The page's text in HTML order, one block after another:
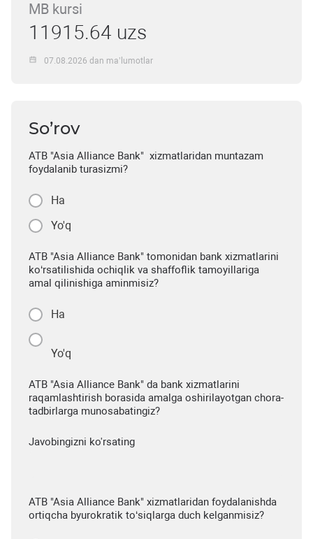
MB kursi
11915.64 uzs
07.08.2026 dan ma’lumotlar
So’rov
ATB "Asia Alliance Bank" xizmatlaridan muntazam
foydalanib turasizmi?
Ha
Yo'q
ATB "Asia Alliance Bank" tomonidan bank xizmatlarini
ko‘rsatilishida ochiqlik va shaffoflik tamoyillariga
amal qilinishiga aminmisiz?
Ha
Yo'q
ATB "Asia Alliance Bank" da bank xizmatlarini
raqamlashtirish borasida amalga oshirilayotgan chora-
tadbirlarga munosabatingiz?
Javobingizni ko'rsating
ATB "Asia Alliance Bank" xizmatlaridan foydalanishda
ortiqcha byurokratik to‘siqlarga duch kelganmisiz?